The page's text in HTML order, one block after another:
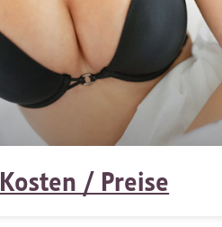
Kosten / Preise